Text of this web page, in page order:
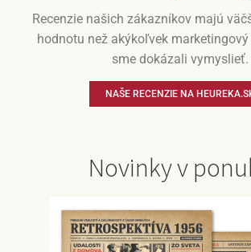
Recenzie našich zákazníkov majú
hodnotu než akýkoľvek
sme dokázali vymyslieť.
NAŠE RECENZIE NA
Novinky v